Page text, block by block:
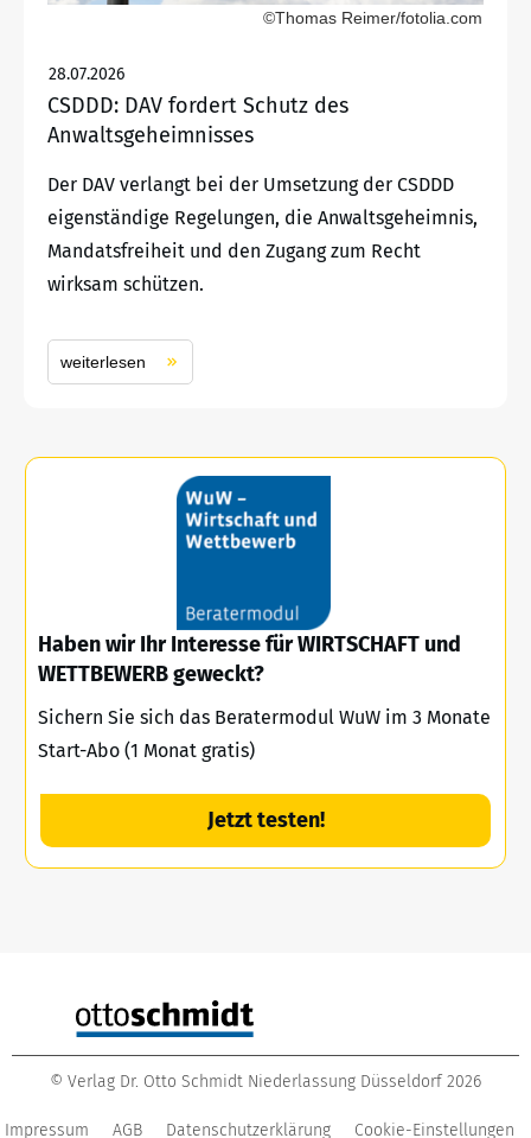
©Thomas Reimer/fotolia.com
28.07.2026
CSDDD: DAV fordert Schutz des
Anwaltsgeheimnisses
Der DAV verlangt bei der Umsetzung der CSDDD
eigenständige Regelungen, die Anwaltsgeheimnis,
Mandatsfreiheit und den Zugang zum Recht
wirksam schützen.
weiterlesen
Haben wir Ihr Interesse für WIRTSCHAFT und
WETTBEWERB geweckt?
Sichern Sie sich das Beratermodul WuW im 3 Monate
Start-Abo (1 Monat gratis)
Jetzt testen!
© Verlag Dr. Otto Schmidt Niederlassung Düsseldorf 2026
Impressum AGB Datenschutzerklärung Cookie-Einstellungen